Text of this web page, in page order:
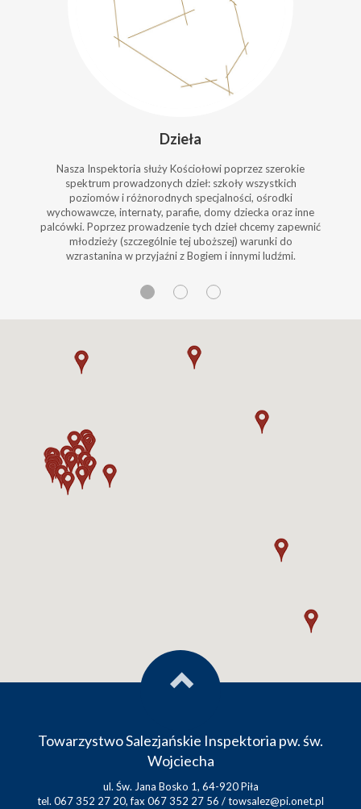
Dzieła
Nasza Inspektoria służy Kościołowi poprzez szerokie
spektrum prowadzonych dzieł: szkoły wszystkich
poziomów i różnorodnych specjalności, ośrodki
wychowawcze, internaty, parafie, domy dziecka oraz inne
palcówki. Poprzez prowadzenie tych dzieł chcemy zapewnić
młodzieży (szczególnie tej uboższej) warunki do
wzrastanina w przyjaźni z Bogiem i innymi ludźmi.
Towarzystwo Salezjańskie Inspektoria pw. św.
Wojciecha
ul. Św. Jana Bosko 1, 64-920 Piła
tel. 067 352 27 20, fax 067 352 27 56 /towsalez@pi.onet.pl